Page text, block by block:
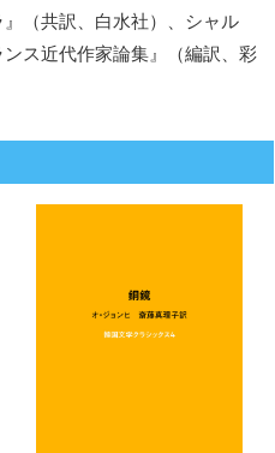
（共訳、白水社）、シャル
ス近代作家論集』（編訳、彩